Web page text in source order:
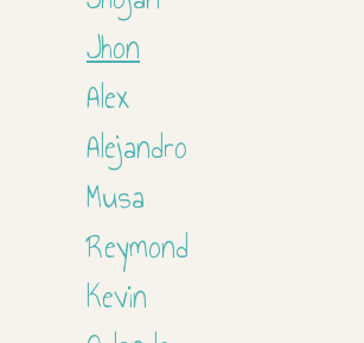
Jhon
Alex
Alejandro
Musa
Reymond
Kevin